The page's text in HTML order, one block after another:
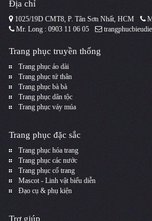
Địa chỉ
1025/19D CMT8, P. Tân Sơn Nhất, HCM
Mr. Long : 0903 11 06 05
Trang phục truyền thống
Trang phục áo dài
Trang phục tứ thân
Trang phục bà bà
Trang phục dân tộc
Trang phục váy múa
Trang phục đặc sắc
Trang phục hóa trang
Trang phục các nước
Trang phục cổ trang
Mascot - Linh vật biểu diễn
Đạo cụ & phụ kiện
Trợ giúp